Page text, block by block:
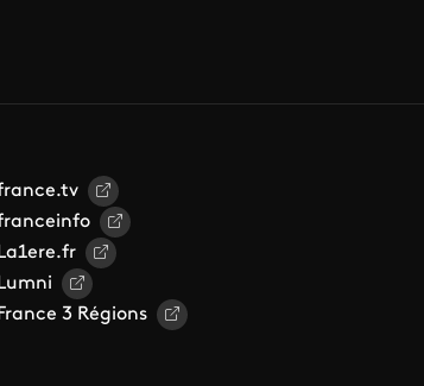
La1ere.fr
Lumni
France 3 Régions